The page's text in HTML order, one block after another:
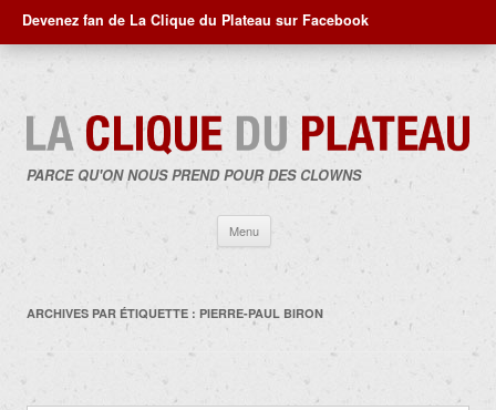
Devenez fan de La Clique du Plateau sur Facebook
PARCE QU'ON NOUS PREND POUR DES CLOWNS
Menu
contenu
ARCHIVES PAR ÉTIQUETTE : PIERRE-PAUL BIRON